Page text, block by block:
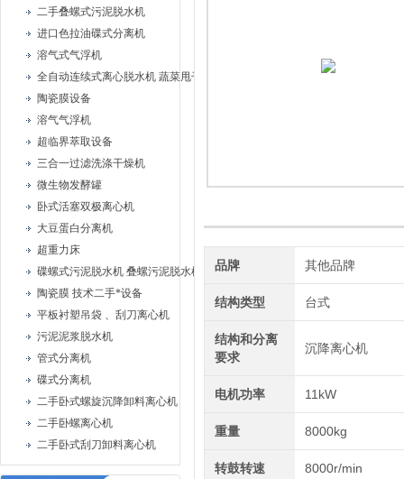
二手叠螺式污泥脱水机
进口色拉油碟式分离机
溶气式气浮机
全自动连续式离心脱水机 蔬菜甩干机
陶瓷膜设备
溶气气浮机
超临界萃取设备
三合一过滤洗涤干燥机
微生物发酵罐
卧式活塞双极离心机
大豆蛋白分离机
超重力床
碟螺式污泥脱水机 叠螺污泥脱水机
陶瓷膜 技术二手*设备
平板衬塑吊袋 、刮刀离心机
污泥泥浆脱水机
管式分离机
碟式分离机
二手卧式螺旋沉降卸料离心机
二手卧螺离心机
二手卧式刮刀卸料离心机
品牌 其他品牌
结构类型 台式
结构和分离
要求
沉降离心机
电机功率 11kW
重量 8000kg
转鼓转速 8000r/min